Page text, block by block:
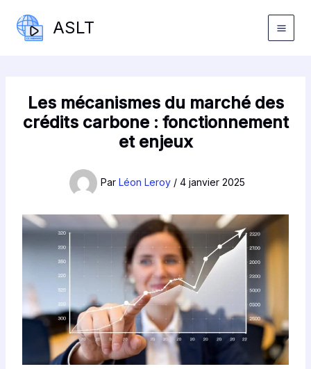
contenu
ASLT
Les mécanismes du marché des
crédits carbone : fonctionnement
et enjeux
Par Léon Leroy / 4 janvier 2025